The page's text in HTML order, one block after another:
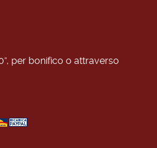
per bonifico o attraverso